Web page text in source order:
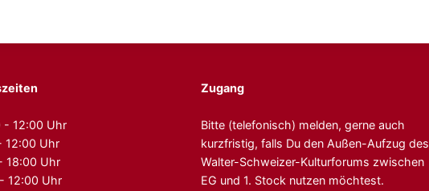
- 12:00 Uhr
12:00 Uhr
18:00 Uhr
12:00 Uhr
Zugang
Bitte (telefonisch) melden, gerne auch
kurzfristig, falls Du den Außen-Aufzug des
Walter-Schweizer-Kulturforums zwischen
EG und 1. Stock nutzen möchtest.